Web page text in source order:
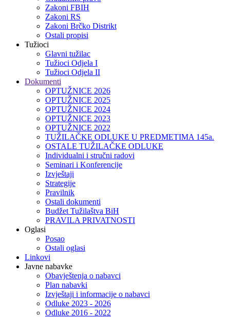
Zakoni FBIH
Zakoni RS
Zakoni Brčko Distrikt
Ostali propisi
Tužioci
Glavni tužilac
Tužioci Odjela I
Tužioci Odjela II
Dokumenti
OPTUŽNICE 2026
OPTUŽNICE 2025
OPTUŽNICE 2024
OPTUŽNICE 2023
OPTUŽNICE 2022
TUŽILAČKE ODLUKE U PREDMETIMA 145a.
OSTALE TUŽILAČKE ODLUKE
Individualni i stručni radovi
Seminari i Konferencije
Izvještaji
Strategije
Pravilnik
Ostali dokumenti
Budžet Tužilaštva BiH
PRAVILA PRIVATNOSTI
Oglasi
Posao
Ostali oglasi
Linkovi
Javne nabavke
Obavještenja o nabavci
Plan nabavki
Izvještaji i informacije o nabavci
Odluke 2023 - 2026
Odluke 2016 - 2022